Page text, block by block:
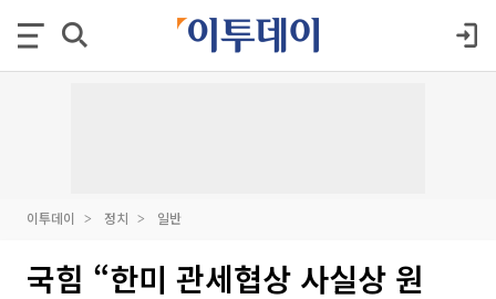
이투데이 정치 일반
국힘 “한미 관세협상 사실상 원